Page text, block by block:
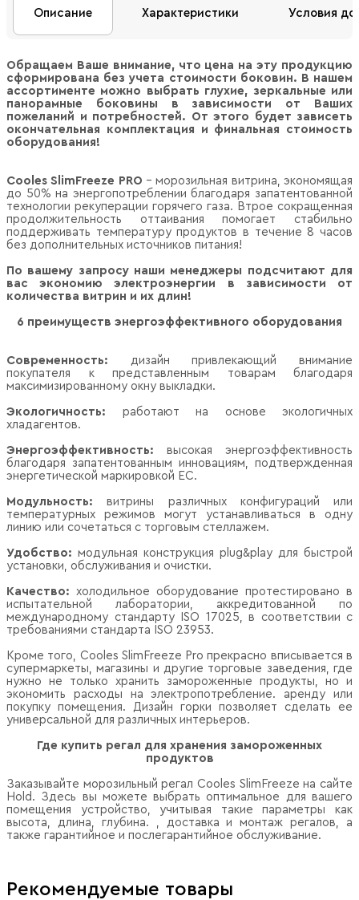
Описание Характеристики Условия
Обращаем Ваше внимание, что цена на эту продукцию
сформирована без учета стоимости боковин. В нашем
ассортименте можно выбрать глухие, зеркальные или
панорамные боковины в зависимости от Ваших
пожеланий и потребностей. От этого будет зависеть
окончательная комплектация и финальная стоимость
оборудования!
Cooles SlimFreeze PRO – морозильная витрина, экономящая
до 50% на энергопотреблении благодаря запатентованной
технологии рекуперации горячего газа. Втрое сокращенная
продолжительность оттаивания помогает стабильно
поддерживать температуру продуктов в течение 8 часов
без дополнительных источников питания!
По вашему запросу наши менеджеры подсчитают для
вас экономию электроэнергии в зависимости от
количества витрин и их длин!
6 преимуществ энергоэффективного оборудования
Современность: дизайн привлекающий внимание
покупателя к представленным товарам благодаря
максимизированному окну выкладки.
Экологичность: работают на основе экологичных
хладагентов.
Энергоэффективность: высокая энергоэффективность
благодаря запатентованным инновациям, подтвержденная
энергетической маркировкой ЕС.
Модульность:витрины различных конфигураций или
температурных режимов могут устанавливаться в одну
линию или сочетаться с торговым стеллажем.
Удобство: модульная конструкция plug&play для быстрой
установки, обслуживания и очистки.
Качество: холодильное оборудование протестировано в
испытательной лаборатории, аккредитованной по
международному стандарту ISO 17025, в соответствии с
требованиями стандарта ISO 23953.
Кроме того, Cooles SlimFreeze Pro прекрасно вписывается в
супермаркеты, магазины и другие торговые заведения, где
нужно не только хранить замороженные продукты, но и
экономить расходы на электропотребление. аренду или
покупку помещения. Дизайн горки позволяет сделать ее
универсальной для различных интерьеров.
Где купить регал для хранения замороженных
продуктов
Заказывайте морозильный регал Cooles SlimFreeze на сайте
Hold. Здесь вы можете выбрать оптимальное для вашего
помещения устройство, учитывая такие параметры как
высота, длина, глубина. , доставка и монтаж регалов, а
также гарантийное и послегарантийное обслуживание.
Рекомендуемые товары